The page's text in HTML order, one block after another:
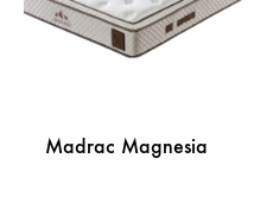
Madrac Magnesia